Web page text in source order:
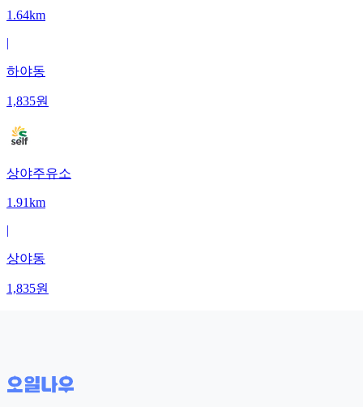
1.64km
|
하야동
1,835원
상야주유소
1.91km
|
상야동
1,835원